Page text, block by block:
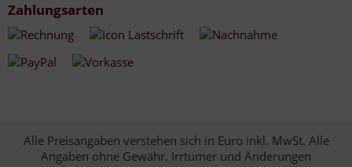
Zahlungsarten
Alle Preisangaben verstehen sich in Euro inkl. MwSt. Alle
Angaben ohne Gewähr. Irrtümer und Änderungen